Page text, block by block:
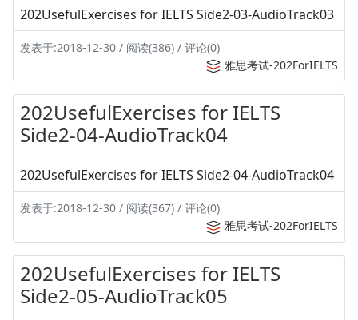
202UsefulExercises for IELTS Side2-03-AudioTrack03
发表于:2018-12-30 / 阅读(386) / 评论(0)
雅思考试-202ForIELTS
202UsefulExercises for IELTS
Side2-04-AudioTrack04
202UsefulExercises for IELTS Side2-04-AudioTrack04
发表于:2018-12-30 / 阅读(367) / 评论(0)
雅思考试-202ForIELTS
202UsefulExercises for IELTS
Side2-05-AudioTrack05